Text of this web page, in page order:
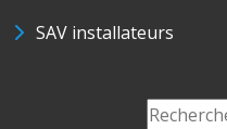
SAV installateurs